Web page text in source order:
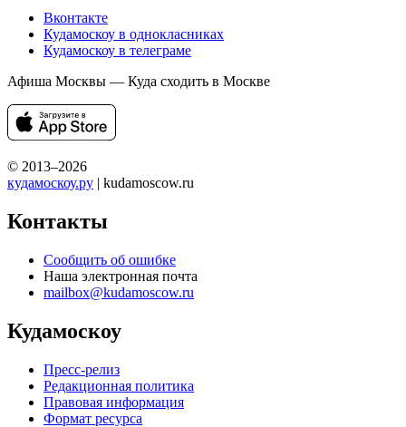
Вконтакте
Кудамоскоу в однокласниках
Кудамоскоу в телеграме
Афиша Москвы — Куда сходить в Москве
© 2013–2026
кудамоскоу.ру | kudamoscow.ru
Контакты
Сообщить об ошибке
Наша электронная почта
mailbox@kudamoscow.ru
Кудамоскоу
Пресс-релиз
Редакционная политика
Правовая информация
Формат ресурса